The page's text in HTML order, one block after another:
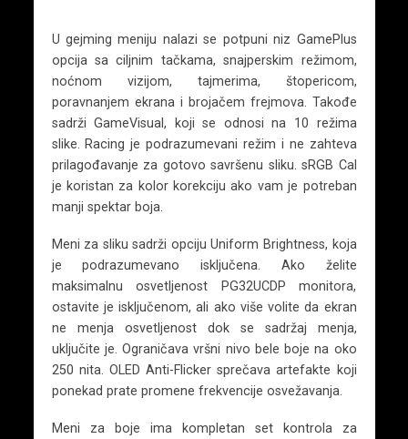
U gejming meniju nalazi se potpuni niz GamePlus
opcija sa ciljnim tačkama, snajperskim režimom,
noćnom vizijom, tajmerima, štopericom,
poravnanjem ekrana i brojačem frejmova. Takođe
sadrži GameVisual, koji se odnosi na 10 režima
slike. Racing je podrazumevani režim i ne zahteva
prilagođavanje za gotovo savršenu sliku. sRGB Cal
je koristan za kolor korekciju ako vam je potreban
manji spektar boja.
Meni za sliku sadrži opciju Uniform Brightness, koja
je podrazumevano isključena. Ako želite
maksimalnu osvetljenost PG32UCDP monitora,
ostavite je isključenom, ali ako više volite da ekran
ne menja osvetljenost dok se sadržaj menja,
uključite je. Ograničava vršni nivo bele boje na oko
250 nita. OLED Anti-Flicker sprečava artefakte koji
ponekad prate promene frekvencije osvežavanja.
Meni za boje ima kompletan set kontrola za